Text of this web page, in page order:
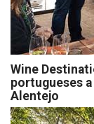
Wine
portugueses
Alentejo